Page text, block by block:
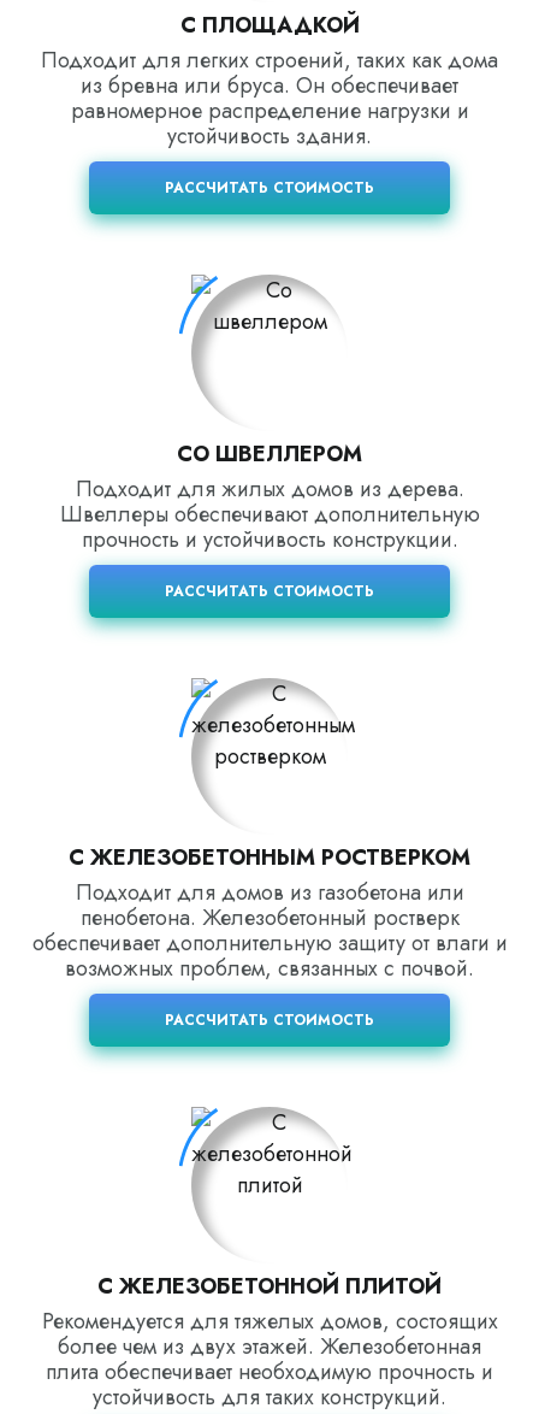
С ПЛОЩАДКОЙ
Подходит для легких строений, таких как дома
из бревна или бруса. Он обеспечивает
равномерное распределение нагрузки и
устойчивость здания.
РАССЧИТАТЬ СТОИМОСТЬ
СО ШВЕЛЛЕРОМ
Подходит для жилых домов из дерева.
Швеллеры обеспечивают дополнительную
прочность и устойчивость конструкции.
РАССЧИТАТЬ СТОИМОСТЬ
С ЖЕЛЕЗОБЕТОННЫМ РОСТВЕРКОМ
Подходит для домов из газобетона или
пенобетона. Железобетонный ростверк
обеспечивает дополнительную защиту от влаги и
возможных проблем, связанных с почвой.
РАССЧИТАТЬ СТОИМОСТЬ
С ЖЕЛЕЗОБЕТОННОЙ ПЛИТОЙ
Рекомендуется для тяжелых домов, состоящих
более чем из двух этажей. Железобетонная
плита обеспечивает необходимую прочность и
устойчивость для таких конструкций.